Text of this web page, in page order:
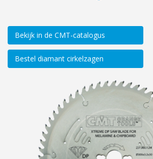
Bekijk in de CMT-catalogus
Bestel diamant cirkelzagen